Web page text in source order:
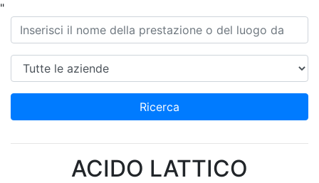
"
Ricerca
Azienda
Ricerca
ACIDO LATTICO